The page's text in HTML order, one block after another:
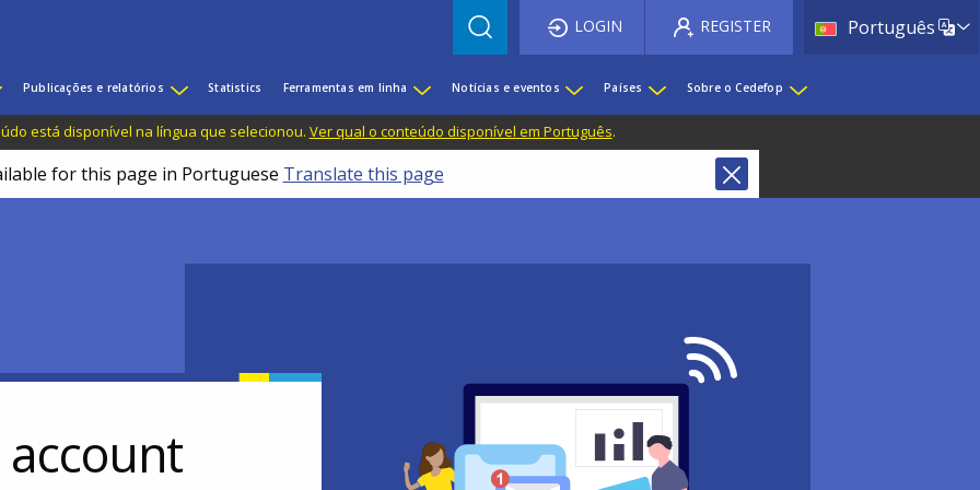
PortuguêsList
LOGIN REGISTER
Publicações e relatórios Statistics Ferramentas em linha Notícias e eventos Países Sobre o Cedefop
está disponível na língua que selecionou. Ver qual o conteúdo disponível em Português.
for this page in Portuguese Translate this page